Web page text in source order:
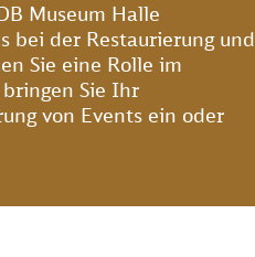
Museum Halle
bei der Restaurierung und
Sie eine Rolle im
Sie Ihr
von Events ein oder